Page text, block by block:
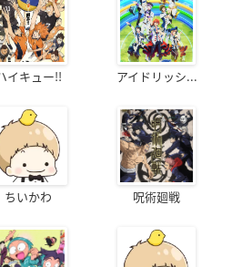
イキュー!! アイドリッシ...
ちいかわ 呪術廻戦